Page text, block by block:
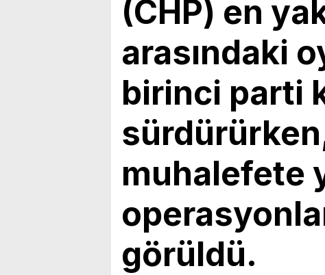
(CHP) en
arasındaki
birinci parti
muhalefete
görüldü.